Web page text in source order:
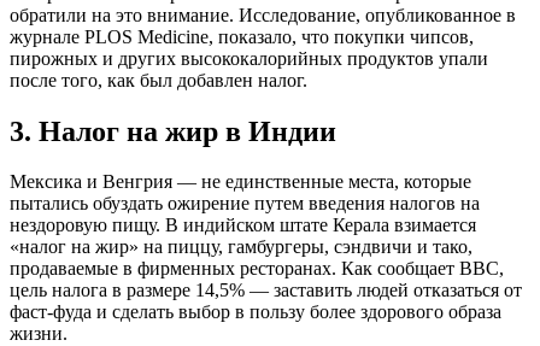
обратили на это внимание. Исследование, опубликованное в
журнале PLOS Medicine, показало, что покупки чипсов,
пирожных и других высококалорийных продуктов упали
после того, как был добавлен налог.
3. Налог на жир в Индии
Мексика и Венгрия — не единственные места, которые
пытались обуздать ожирение путем введения налогов на
нездоровую пищу. В индийском штате Керала взимается
«налог на жир» на пиццу, гамбургеры, сэндвичи и тако,
продаваемые в фирменных ресторанах. Как сообщает BBC,
цель налога в размере 14,5% — заставить людей отказаться от
фаст-фуда и сделать выбор в пользу более здорового образа
жизни.